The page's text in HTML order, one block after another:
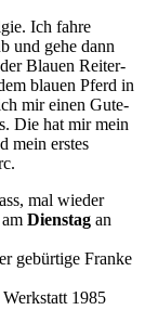
Ich fahre
und gehe dann
Blauen Reiter-
blauen Pferd in
mir einen Gute-
Die hat mir mein
mein erstes
mal wieder
Dienstag an
gebürtige Franke
1985